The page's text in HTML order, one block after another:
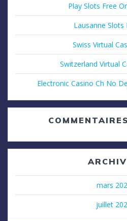
Play Slots Free
Lausanne Slots
Swiss Virtual
Switzerland Virtual
Electronic Casino Ch No
mars
juillet